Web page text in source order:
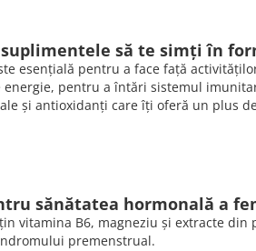
să te simți în
esențială pentru a face față
pentru a întări sistemul
și antioxidanți care îți oferă un plus
sănătatea hormonală a
vitamina B6, magneziu și extracte
premenstrual.